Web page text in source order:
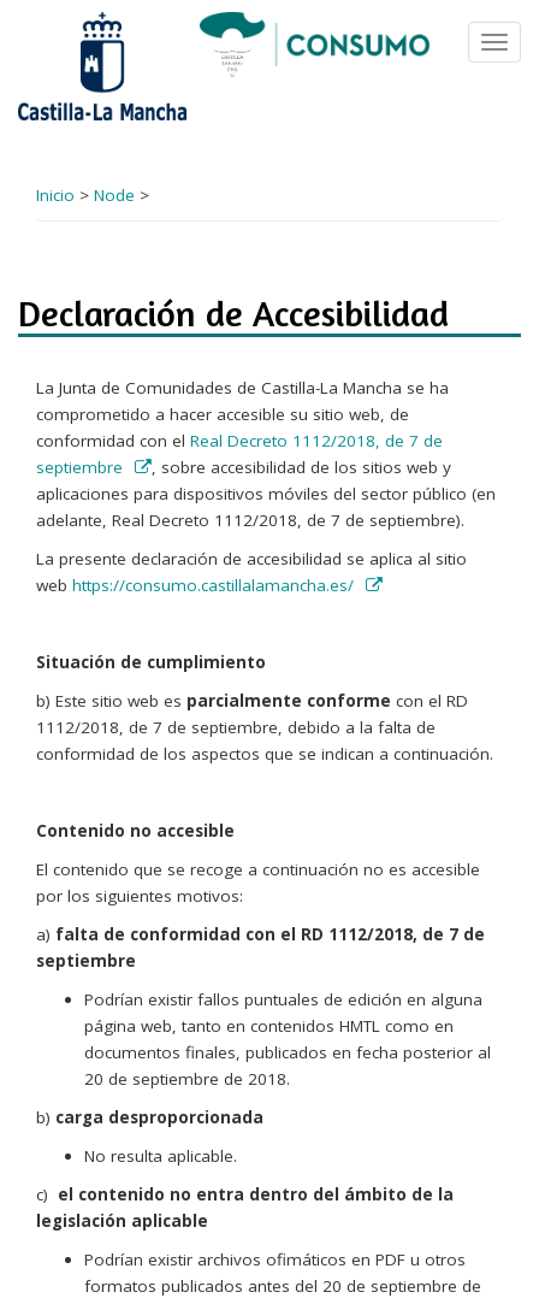
Inicio > Node >
Declaración de Accesibilidad
La Junta de Comunidades de Castilla-La Mancha se ha
comprometido a hacer accesible su sitio web, de
conformidad con el Real Decreto 1112/2018, de 7 de
septiembre
, sobre accesibilidad de los sitios web y
aplicaciones para dispositivos móviles del sector público (en
adelante, Real Decreto 1112/2018, de 7 de septiembre).
La presente declaración de accesibilidad se aplica al sitio
web https://consumo.castillalamancha.es/
Situación de cumplimiento
b) Este sitio web es parcialmente conforme con el RD
1112/2018, de 7 de septiembre, debido a la falta de
conformidad de los aspectos que se indican a continuación.
Contenido no accesible
El contenido que se recoge a continuación no es accesible
por los siguientes motivos:
a) falta de conformidad con el RD 1112/2018, de 7 de
septiembre
Podrían existir fallos puntuales de edición en alguna
página web, tanto en contenidos HMTL como en
documentos finales, publicados en fecha posterior al
20 de septiembre de 2018.
b) carga desproporcionada
No resulta aplicable.
c) el contenido no entra dentro del ámbito de la
legislación aplicable
Podrían existir archivos ofimáticos en PDF u otros
formatos publicados antes del 20 de septiembre de